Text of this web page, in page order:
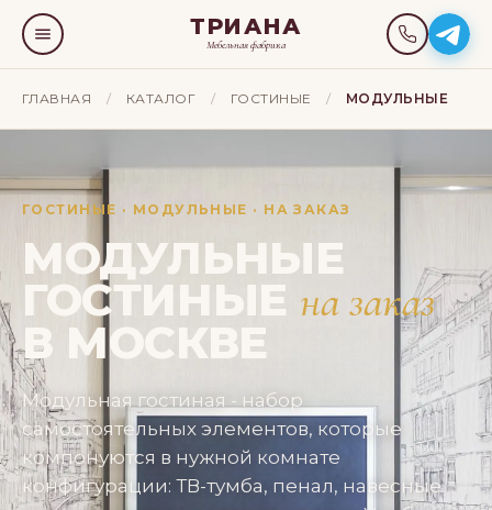
ТРИАНА
Мебельная фабрика
ГЛАВНАЯ / КАТАЛОГ / ГОСТИНЫЕ / МОДУЛЬНЫЕ
ГОСТИНЫЕ · МОДУЛЬНЫЕ · НА ЗАКАЗ
МОДУЛЬНЫЕ
ГОСТИНЫЕ на заказ
В МОСКВЕ
Модульная гостиная - набор
самостоятельных элементов, которые
компонуются в нужной комнате
конфигурации: ТВ-тумба, пенал, навесные